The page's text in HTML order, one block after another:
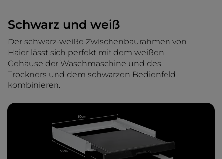
Schwarz und weiß
Der schwarz-weiße Zwischenbaurahmen von
Haier lässt sich perfekt mit dem weißen
Gehäuse der Waschmaschine und des
Trockners und dem schwarzen Bedienfeld
kombinieren.